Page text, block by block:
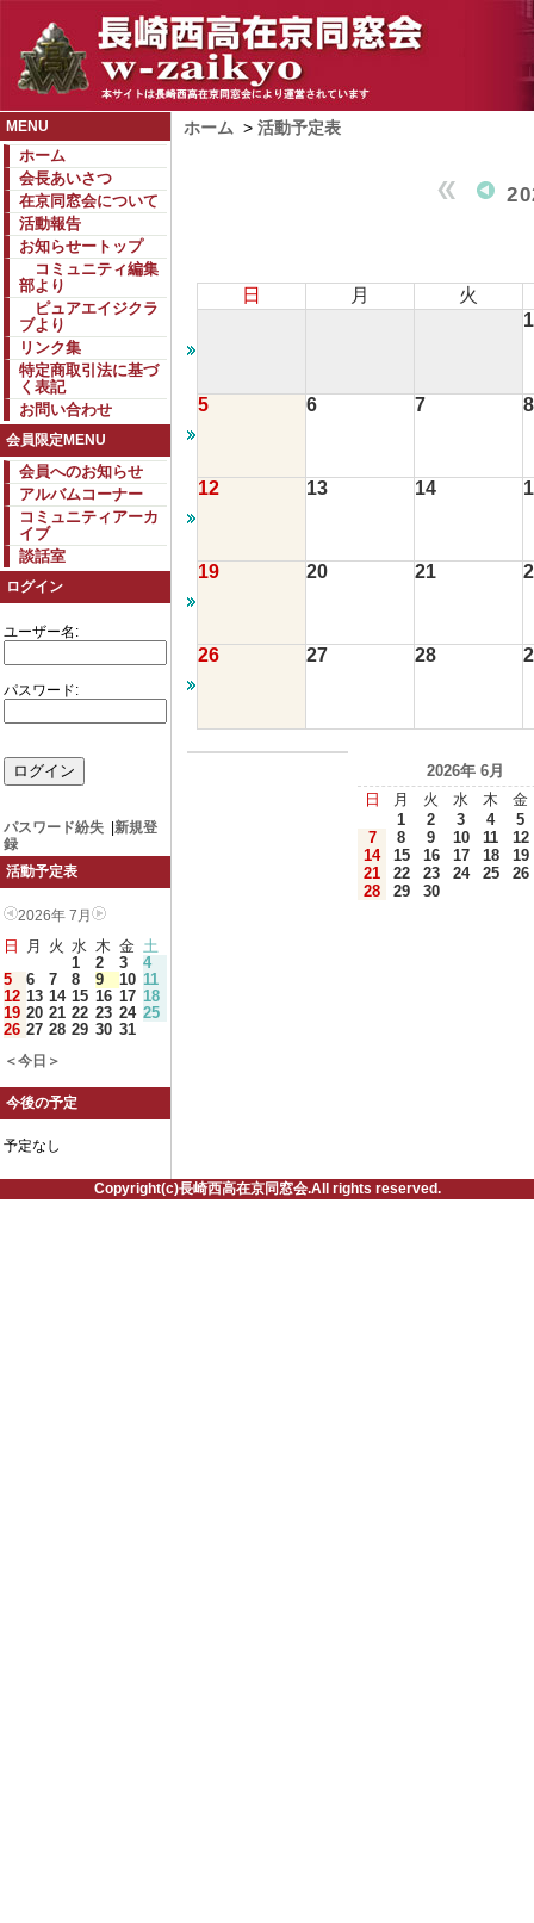
MENU
ホーム
会長あいさつ
在京同窓会について
活動報告
お知らせートップ
コミュニティ編集
部より
ピュアエイジクラ
ブより
リンク集
特定商取引法に基づ
く表記
お問い合わせ
会員限定MENU
会員へのお知らせ
アルバムコーナー
コミュニティアーカ
イブ
談話室
ログイン
ユーザー名:
パスワード:
パスワード紛失
新規登
録
活動予定表
2026年 7月
日 月 火 水 木 金 土
1
2 3
4
5
6 7 8 9 10 11
12 13 14 15 16 17 18
19 20 21 22 23 24 25
26 27 28 29 30 31
＜今日＞
今後の予定
予定なし
ホーム > 活動予定表
日 月
火
1
5 6 7 8
12 13 14
19 20 21
26 27 28
2026年 6月
日
月 火 水 木
金
1
2 3 4
5
7
8 9 10 11
12
14
15 16 17 18
19
21
22 23 24 25
26
28
29 30
Copyright(c)長崎西高在京同窓会.All rights reserved.